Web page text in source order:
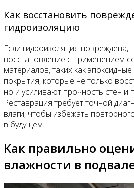
Как восстановить
гидроизоляцию
Если гидроизоляция повреждена,
восстановление с применением
материалов, таких как
покрытия, которые не только
но и усиливают прочность стен и
Реставрация требует точной
влаги, чтобы избежать
в будущем.
Как правильно
влажности в